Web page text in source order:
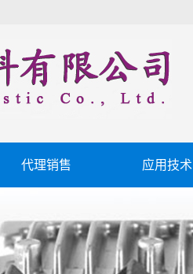
代理销售 应用技术